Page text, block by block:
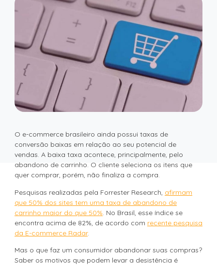
O e-commerce brasileiro ainda possui taxas de
conversão baixas em relação ao seu potencial de
vendas. A baixa taxa acontece, principalmente, pelo
abandono de carrinho. O cliente seleciona os itens que
quer comprar, porém, não finaliza a compra.
Pesquisas realizadas pela Forrester Research, afirmam
que 50% dos sites tem uma taxa de abandono de
carrinho maior do que 50% . No Brasil, esse índice se
encontra acima de 82%, de acordo com recente pesquisa
da E-commerce Radar.
Mas o que faz um consumidor abandonar suas compras?
Saber os motivos que podem levar a desistência é